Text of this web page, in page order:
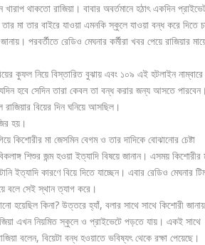
থাকতো রাজিয়া। বাবার অবর্তমানে হঠাৎ একদিন
মা তার বাইরে যাওয়া এমনকি স্কুলে যাওয়া বন্ধ করে দিতে
পরবর্তীতে রেডিও মেঘনার কর্মীরা খবর পেয়ে রাজিয়ার
কুফল নিয়ে বিস্তারিত বুঝায় এবং ১০৯ এই হটলাইন নাম্বারে
হবে সেদিন তারা কেবল তা বন্ধ করার জন্য আসতে পারবেন।
বিয়ের দিন ঘনিয়ে আসছিল।
হয়।
কিশোরীর মা জেসমিন বেগম ও তার দাদিকে বোঝানোর চেষ্টা
শিশুর জন্ম হওয়া ইত্যাদি বিষয়ে জানান। এসময় কিশোরীর
ইত্যাদি কারণে বিয়ে দিতে যাচ্ছেন। এবার রেডিও মেঘনার
বলে সেই স্থান ত্যাগ করে।
হয়েছিল কিনা? উত্তরে হ্যাঁ, বলার সাথে সাথে কিশোরী জানায়
এখন নিয়মিত স্কুলে ও প্রাইভেটে পড়তে যায়। একই সাথে
বলেন, বিয়েটা বন্ধ হওয়াতে ভবিষ্যৎ থেকে রক্ষা পেয়েছে।